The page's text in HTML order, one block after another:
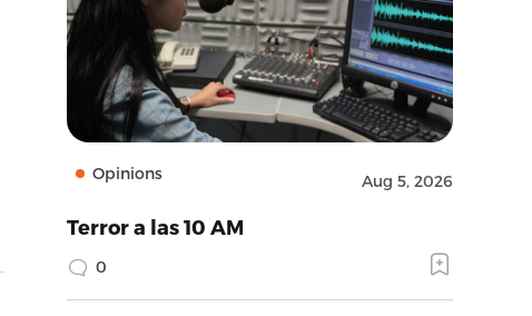
Opinions Aug 5, 2026
Terror a las 10 AM
0